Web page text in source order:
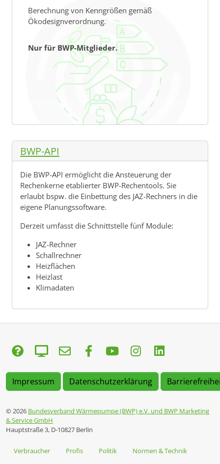
Berechnung von Kenngrößen gemäß
Ökodesignverordnung.
Nur für BWP-Mitglieder.
BWP-API
Die BWP-API ermöglicht die Ansteuerung der
Rechenkerne etablierter BWP-Rechentools. Sie
erlaubt bspw. die Einbettung des JAZ-Rechners in die
eigene Planungssoftware.
Derzeit umfasst die Schnittstelle fünf Module:
JAZ-Rechner
Schallrechner
Heizflächen
Heizlast
Klimadaten
Impressum Datenschutzerklärung
© 2026 Bundesverband Wärmepumpe (BWP) e.V. und BWP Marketing
& Service GmbH
Hauptstraße 3, D-10827 Berlin
Verbraucher Profis Politik
Normen & Technik